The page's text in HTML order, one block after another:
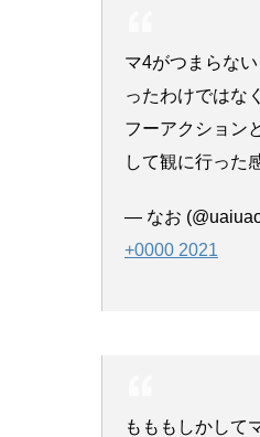
マ4がつまらな
ったわけではな
フーアクション
して観に行った
— なお
+0000 2021
もももしかして